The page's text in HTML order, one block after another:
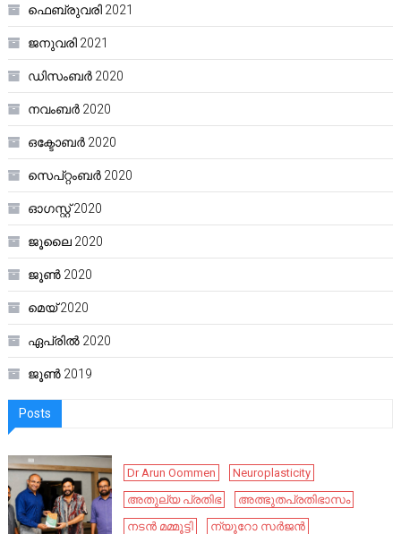
ഫെബ്രുവരി 2021
ജനുവരി 2021
ഡിസംബർ 2020
നവംബർ 2020
ഒക്ടോബർ 2020
സെപ്റ്റംബർ 2020
ഓഗസ്റ്റ്‌ 2020
ജൂലൈ 2020
ജൂൺ 2020
മെയ്‌ 2020
ഏപ്രിൽ 2020
ജൂൺ 2019
Posts
Dr Arun Oommen
Neuroplasticity
അതുല്യ പ്രതിഭ
അത്ഭുതപ്രതിഭാസം
നടൻ മമ്മൂട്ടി
ന്യൂറോ സർജൻ